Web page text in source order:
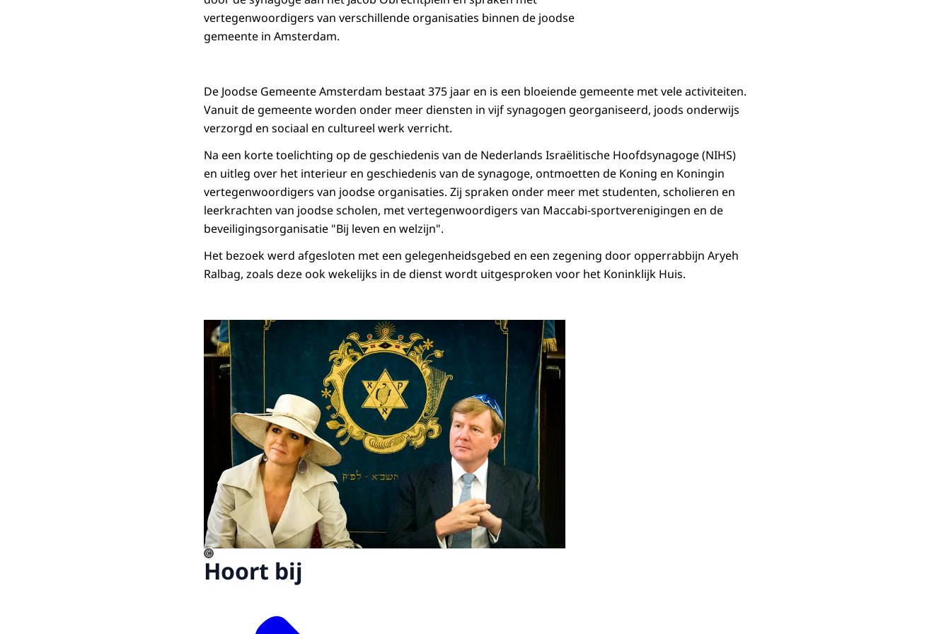
vertegenwoordigers van verschillende organisaties binnen de joodse
gemeente in Amsterdam.
De Joodse Gemeente Amsterdam bestaat 375 jaar en is een bloeiende gemeente met vele activiteiten.
Vanuit de gemeente worden onder meer diensten in vijf synagogen georganiseerd, joods onderwijs
verzorgd en sociaal en cultureel werk verricht.
Na een korte toelichting op de geschiedenis van de Nederlands Israëlitische Hoofdsynagoge (NIHS)
en uitleg over het interieur en geschiedenis van de synagoge, ontmoetten de Koning en Koningin
vertegenwoordigers van joodse organisaties. Zij spraken onder meer met studenten, scholieren en
leerkrachten van joodse scholen, met vertegenwoordigers van Maccabi-sportverenigingen en de
beveiligingsorganisatie "Bij leven en welzijn".
Het bezoek werd afgesloten met een gelegenheidsgebed en een zegening door opperrabbijn Aryeh
Ralbag, zoals deze ook wekelijks in de dienst wordt uitgesproken voor het Koninklijk Huis.
©
Hoort bij